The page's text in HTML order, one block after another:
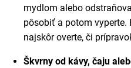
mydlom alebo
pôsobiť a potom vyperte.
najskôr overte, či
Škvrny od kávy, čaju